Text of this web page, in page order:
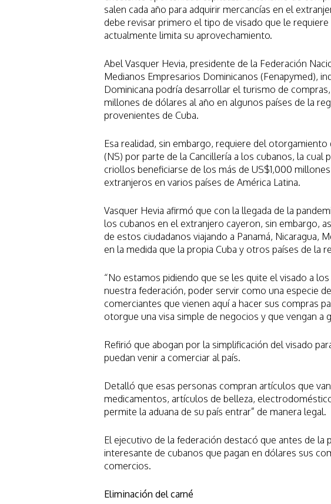
salen cada año para adquirir mercancías en el
debe revisar primero el tipo de visado que le requiere
actualmente limita su aprovechamiento.
Abel Vasquer Hevia, presidente de la Federación
Medianos Empresarios Dominicanos (Fenapymed),
Dominicana podría desarrollar el turismo de
millones de dólares al año en algunos países de la
provenientes de Cuba.
Esa realidad, sin embargo, requiere del
(NS) por parte de la Cancillería a los cubanos, la cual
criollos beneficiarse de los más de US$1,000
extranjeros en varios países de América Latina.
Vasquer Hevia afirmó que con la llegada de la
los cubanos en el extranjero cayeron, sin embargo,
de estos ciudadanos viajando a Panamá, Nicaragua,
en la medida que la propia Cuba y otros países de la
“No estamos pidiendo que se les quite el visado a
nuestra federación, poder servir como una especie
comerciantes que vienen aquí a hacer sus compras
otorgue una visa simple de negocios y que vengan a
Refirió que abogan por la simplificación del visado
puedan venir a comerciar al país.
Detalló que esas personas compran artículos que
medicamentos, artículos de belleza,
permite la aduana de su país entrar” de manera legal.
El ejecutivo de la federación destacó que antes de la
interesante de cubanos que pagan en dólares sus
comercios.
Eliminación del carné